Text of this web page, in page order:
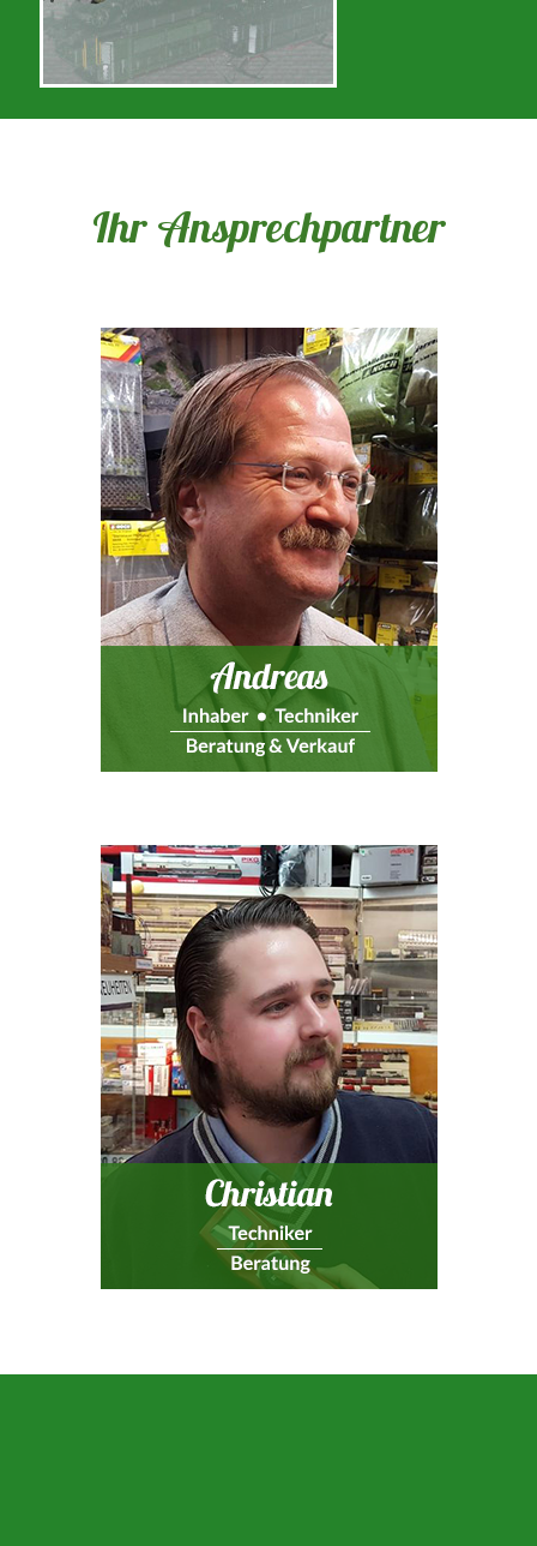
Ihr Ansprechpartner